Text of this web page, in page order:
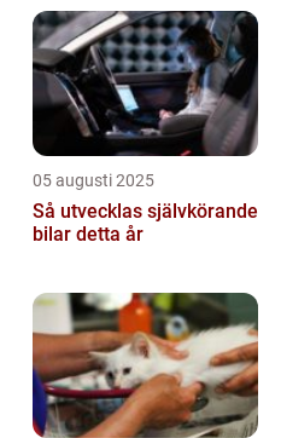
05 augusti 2025
Så utvecklas självkörande
bilar detta år